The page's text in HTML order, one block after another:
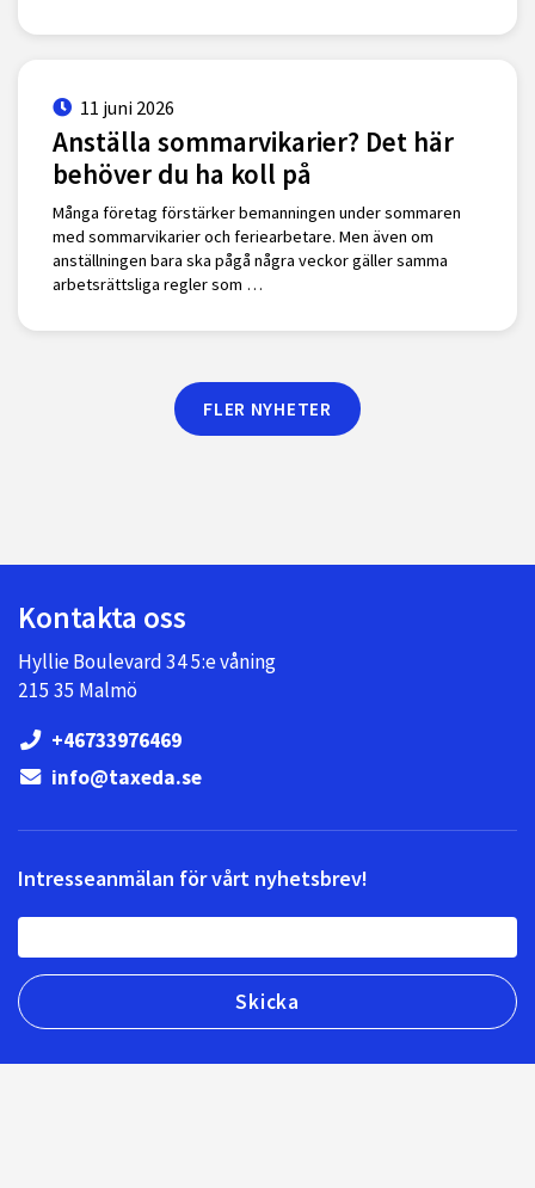
11 juni 2026
Anställa sommarvikarier? Det här
behöver du ha koll på
Många företag förstärker bemanningen under sommaren
med sommarvikarier och feriearbetare. Men även om
anställningen bara ska pågå några veckor gäller samma
arbetsrättsliga regler som …
FLER NYHETER
Kontakta oss
Hyllie Boulevard 34 5:e våning
215 35 Malmö
+46733976469
info@taxeda.se
Intresseanmälan för vårt nyhetsbrev!